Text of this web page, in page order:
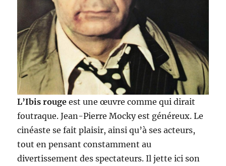
L’Ibis rouge est une œuvre comme qui dirait
foutraque. Jean-Pierre Mocky est généreux. Le
cinéaste se fait plaisir, ainsi qu’à ses acteurs,
tout en pensant constamment au
divertissement des spectateurs. Il jette ici son